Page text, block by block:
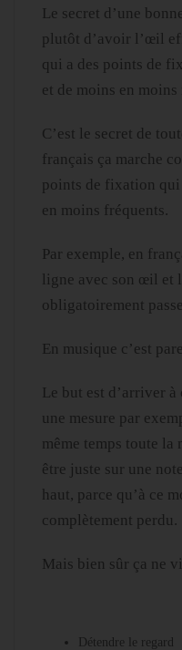
Le secret d’une
plutôt d’avoir l’œil
qui a des points de
et de moins en
C’est le secret de
français ça marche
points de fixation qui
en moins fréquents.
Par exemple, en
ligne avec son œil et
obligatoirement
En musique c’est
Le but est d’arriver
une mesure par
même temps toute la
être juste sur une
haut, parce qu’à ce
complètement perdu.
Mais bien sûr ça ne
Détendre le regard